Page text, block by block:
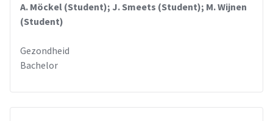
A. Möckel (Student); J. Smeets (Student); M. Wijnen
(Student)
Gezondheid
Bachelor